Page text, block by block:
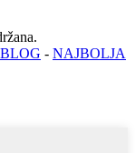
- NAJBOLJA